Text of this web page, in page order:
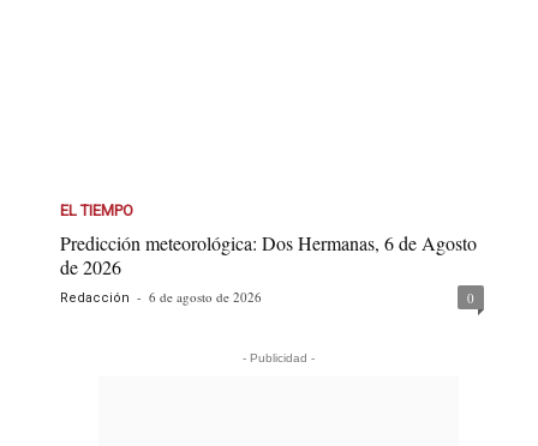
EL TIEMPO
Predicción meteorológica: Dos Hermanas, 6 de Agosto
de 2026
Redacción - 6 de agosto de 2026 0
- Publicidad -